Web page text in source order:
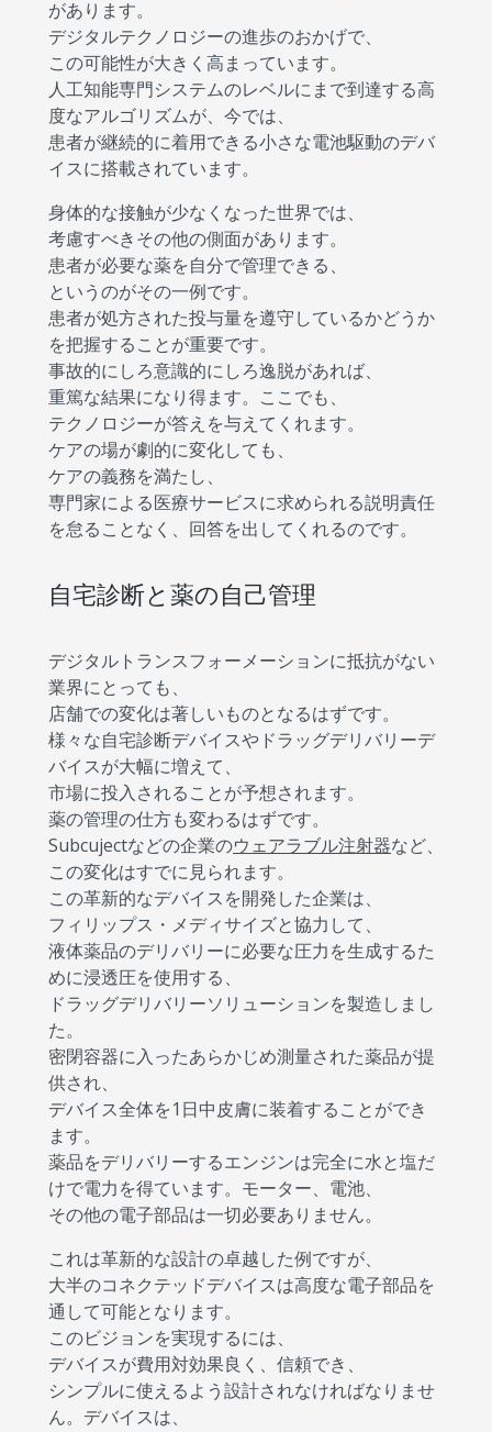
があります。
デジタルテクノロジーの進歩のおかげで、
この可能性が大きく高まっています。
人工知能専門システムのレベルにまで到達する高
度なアルゴリズムが、今では、
患者が継続的に着用できる小さな電池駆動のデバ
イスに搭載されています。
身体的な接触が少なくなった世界では、
考慮すべきその他の側面があります。
患者が必要な薬を自分で管理できる、
というのがその一例です。
患者が処方された投与量を遵守しているかどうか
を把握することが重要です。
事故的にしろ意識的にしろ逸脱があれば、
重篤な結果になり得ます。ここでも、
テクノロジーが答えを与えてくれます。
ケアの場が劇的に変化しても、
ケアの義務を満たし、
専門家による医療サービスに求められる説明責任
を怠ることなく、回答を出してくれるのです。
自宅診断と薬の自己管理
デジタルトランスフォーメーションに抵抗がない
業界にとっても、
店舗での変化は著しいものとなるはずです。
様々な自宅診断デバイスやドラッグデリバリーデ
バイスが大幅に増えて、
市場に投入されることが予想されます。
薬の管理の仕方も変わるはずです。
Subcujectなどの企業のウェアラブル注射器など、
この変化はすでに見られます。
この革新的なデバイスを開発した企業は、
フィリップス・メディサイズと協力して、
液体薬品のデリバリーに必要な圧力を生成するた
めに浸透圧を使用する、
ドラッグデリバリーソリューションを製造しまし
た。
密閉容器に入ったあらかじめ測量された薬品が提
供され、
デバイス全体を1日中皮膚に装着することができ
ます。
薬品をデリバリーするエンジンは完全に水と塩だ
けで電力を得ています。モーター、電池、
その他の電子部品は一切必要ありません。
これは革新的な設計の卓越した例ですが、
大半のコネクテッドデバイスは高度な電子部品を
通して可能となります。
このビジョンを実現するには、
デバイスが費用対効果良く、信頼でき、
シンプルに使えるよう設計されなければなりませ
ん。デバイスは、